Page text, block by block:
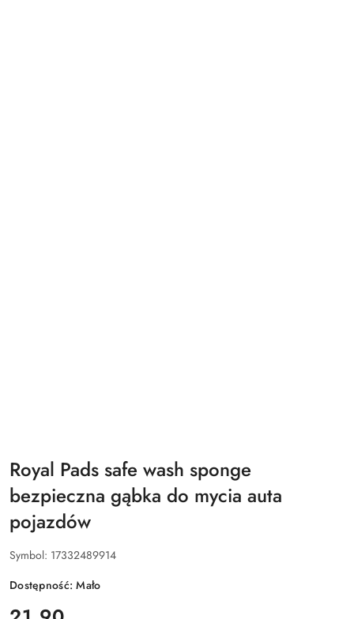
Royal Pads safe wash sponge
bezpieczna gąbka do mycia auta
pojazdów
Symbol: 17332489914
Dostępność:Mało